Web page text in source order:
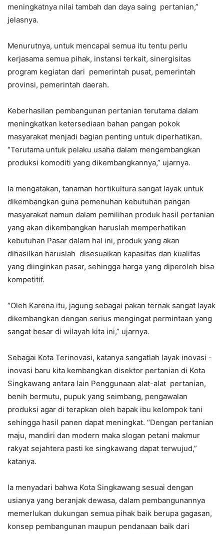
meningkatnya nilai tambah dan daya saing pertanian,”
jelasnya.
Menurutnya, untuk mencapai semua itu tentu perlu
kerjasama semua pihak, instansi terkait, sinergisitas
program kegiatan dari pemerintah pusat, pemerintah
provinsi, pemerintah daerah.
Keberhasilan pembangunan pertanian terutama dalam
meningkatkan ketersediaan bahan pangan pokok
masyarakat menjadi bagian penting untuk diperhatikan.
“Terutama untuk pelaku usaha dalam mengembangkan
produksi komoditi yang dikembangkannya,” ujarnya.
Ia mengatakan, tanaman hortikultura sangat layak untuk
dikembangkan guna pemenuhan kebutuhan pangan
masyarakat namun dalam pemilihan produk hasil pertanian
yang akan dikembangkan haruslah memperhatikan
kebutuhan Pasar dalam hal ini, produk yang akan
dihasilkan haruslah disesuaikan kapasitas dan kualitas
yang diinginkan pasar, sehingga harga yang diperoleh bisa
kompetitif.
“Oleh Karena itu, jagung sebagai pakan ternak sangat layak
dikembangkan dengan serius mengingat permintaan yang
sangat besar di wilayah kita ini,” ujarnya.
Sebagai Kota Terinovasi, katanya sangatlah layak inovasi -
inovasi baru kita kembangkan disektor pertanian di Kota
Singkawang antara lain Penggunaan alat-alat pertanian,
benih bermutu, pupuk yang seimbang, pengawalan
produksi agar di terapkan oleh bapak ibu kelompok tani
sehingga hasil panen dapat meningkat. “Dengan pertanian
maju, mandiri dan modern maka slogan petani makmur
rakyat sejahtera pasti ke singkawang dapat terwujud,”
katanya.
Ia menyadari bahwa Kota Singkawang sesuai dengan
usianya yang beranjak dewasa, dalam pembangunannya
memerlukan dukungan semua pihak baik berupa gagasan,
konsep pembangunan maupun pendanaan baik dari